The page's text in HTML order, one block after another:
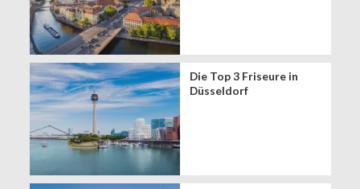
Die Top 3 Friseure in
Düsseldorf